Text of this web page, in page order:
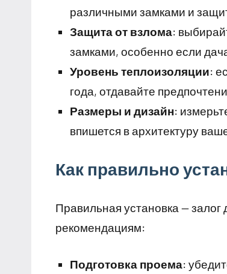
различными замками и
Защита от взлома:
замками, особенно если
Уровень теплоизоляции:
года, отдавайте
Размеры и дизайн:
впишется в архитектуру
Как правильно
Правильная установка —
рекомендациям:
Подготовка проема: